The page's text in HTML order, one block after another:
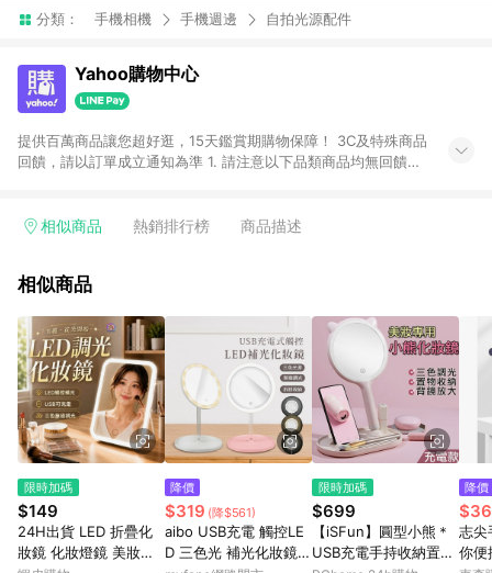
分類： 手機相機 手機週邊 自拍光源配件
Yahoo購物中心
提供百萬商品讓您超好逛，15天鑑賞期購物保障！ 3C及特殊商品
回饋，請以訂單成立通知為準 1. 請注意以下品類商品均無回饋：
電玩/遊戲/相機/單眼/鏡頭/拍立得 [2024/6/1起適用] -內接硬
的購回饋活動享Yahoo超贈點回饋者 - 購物中心商店之商品：商
3. 訂單回饋金額將扣除運費/購物金/超贈點/福利金/紅利折抵/折
價券等虛擬貨幣折抵 4. 大宗採購或批發轉賣不具回饋資格： 如
有相關事證認定您為大宗採購、批發轉賣而非最終消費使用者，
相關認定以Yahoo購物中心之認定為準
相似商品 熱銷排行榜 商品描述
相似商品
限時加碼
$149
24H出貨 LED 折疊化
妝鏡 化妝燈鏡 美妝鏡
降價
$319 (降$561)
aibo USB充電 觸控LE
D 三色光 補光化妝鏡粉
限時加碼
$699
【iSFun】圓型小熊＊
USB充電手持收納置物
降價
志尖
你便